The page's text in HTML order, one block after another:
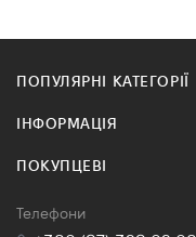
ПОПУЛЯРНІ КАТЕГОРІЇ
ІНФОРМАЦІЯ
ПОКУПЦЕВІ
Телефони